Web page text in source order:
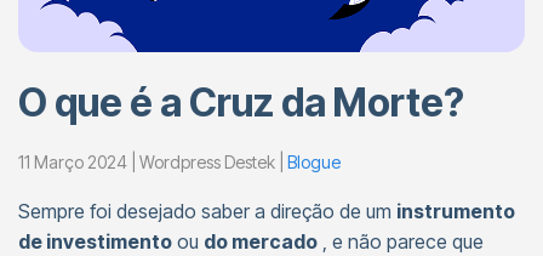
Language Português
Tema
O que é a Cruz da Morte?
11 Março 2024 | Wordpress Destek | Blogue
Sempre foi desejado saber a direção de um instrumento
de investimento ou do mercado , e não parece que